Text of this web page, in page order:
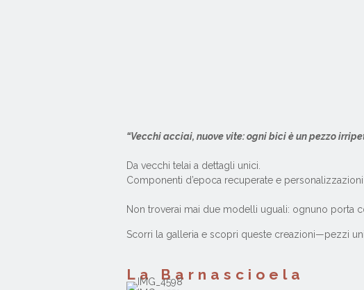
“Vecchi acciai, nuove vite: ogni bici è un pezzo
Da vecchi telai a dettagli unici.
Componenti d’epoca recuperate e personalizzazioni
Non troverai mai due modelli uguali: ognuno porta
Scorri la galleria e scopri queste creazioni—pezzi
La Barnascioela